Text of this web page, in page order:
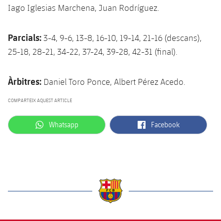
Iago Iglesias Marchena, Juan Rodríguez.
Parcials:3-4, 9-6, 13-8, 16-10, 19-14, 21-16 (descans),
25-18, 28-21, 34-22, 37-24, 39-28, 42-31 (final).
Àrbitres: Daniel Toro Ponce, Albert Pérez Acedo.
COMPARTEIX AQUEST ARTICLE
label.aria.whatsapp
Whatsapp label.aria.facebook
Facebook